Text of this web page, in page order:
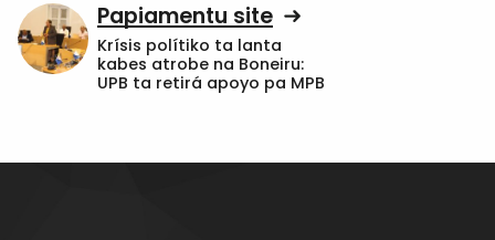
Papiamentu site
Krísis polítiko ta lanta
kabes atrobe na Boneiru:
UPB ta retirá apoyo pa MPB